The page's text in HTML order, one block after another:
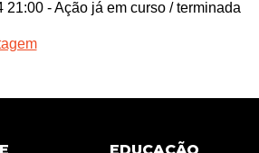
21:00 - Ação já em curso / terminada
EDUCAÇÃO